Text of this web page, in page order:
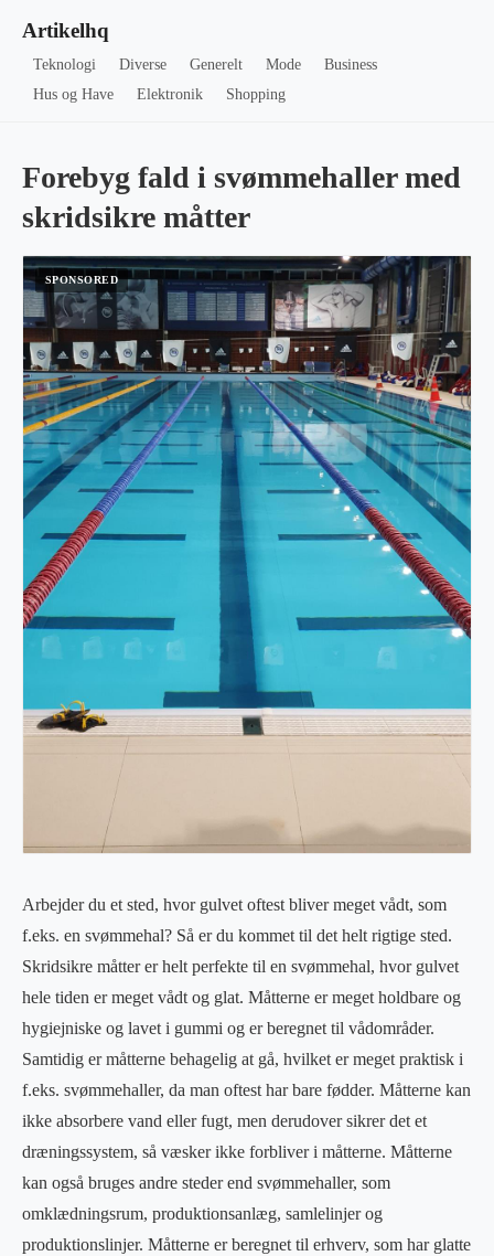
Artikelhq
Teknologi Diverse Generelt Mode
Business
Hus og Have
Elektronik Shopping
Forebyg fald i svømmehaller med
skridsikre måtter
Arbejder du et sted, hvor gulvet oftest bliver meget vådt, som
f.eks. en svømmehal? Så er du kommet til det helt rigtige sted.
Skridsikre måtter er helt perfekte til en svømmehal, hvor gulvet
hele tiden er meget vådt og glat. Måtterne er meget holdbare og
hygiejniske og lavet i gummi og er beregnet til vådområder.
Samtidig er måtterne behagelig at gå, hvilket er meget praktisk i
f.eks. svømmehaller, da man oftest har bare fødder. Måtterne kan
ikke absorbere vand eller fugt, men derudover sikrer det et
dræningssystem, så væsker ikke forbliver i måtterne. Måtterne
kan også bruges andre steder end svømmehaller, som
omklædningsrum, produktionsanlæg, samlelinjer og
produktionslinjer. Måtterne er beregnet til erhverv, som har glatte